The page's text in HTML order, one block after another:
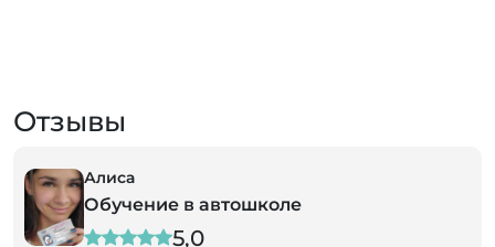
Отзывы
Алиса
Обучение в автошколе
5,0